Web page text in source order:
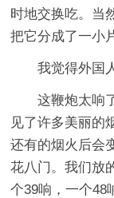
时地交换吃。当
把它分成了一小
我觉得外国
这鞭炮太响
见了许多美丽的
还有的烟火后会
花八门。我们放
个39响，一个48